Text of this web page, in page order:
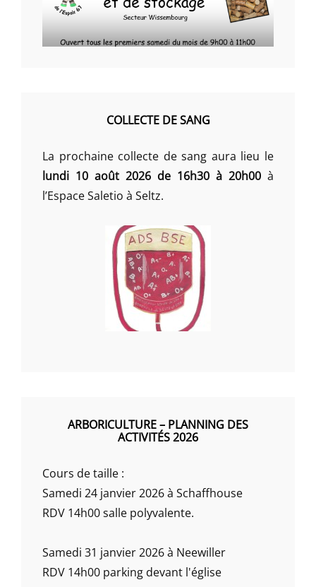
COLLECTE DE SANG
La prochaine collecte de sang aura lieu le
lundi 10 août 2026 de 16h30 à 20h00 à
l’Espace Saletio à Seltz.
ARBORICULTURE – PLANNING DES
ACTIVITÉS 2026
Cours de taille :
Samedi 24 janvier 2026 à Schaffhouse
RDV 14h00 salle polyvalente.
Samedi 31 janvier 2026 à Neewiller
RDV 14h00 parking devant l'église